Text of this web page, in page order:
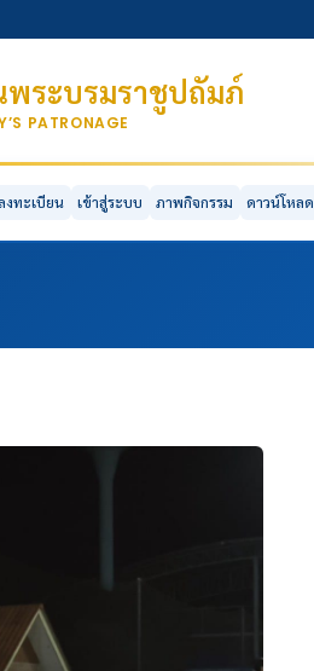
พระบรมราชูปถัมภ์
PATRONAGE
งทะเบียน เข้าสู่ระบบ ภาพกิจกรรม ดาวน์โหลด